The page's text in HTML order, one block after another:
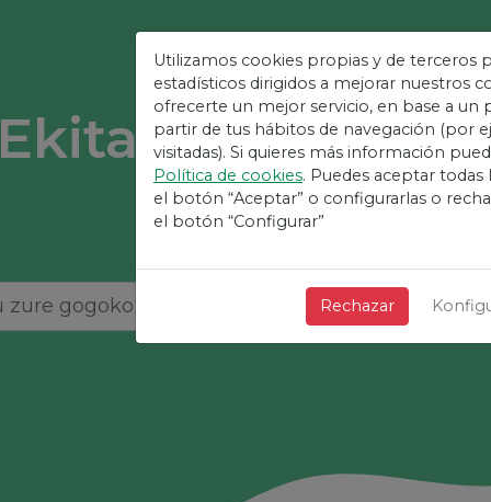
Ekitaldietarako
Utilizamos cookies propias y de terceros
estadísticos dirigidos a mejorar nuestros
ofrecerte un mejor servicio, en base a un
partir de tus hábitos de navegación (por
visitadas). Si quieres más información
Política de cookies. Puedes aceptar
el botón “Aceptar” o configurarlas o
el botón “Configurar”
Rechazar